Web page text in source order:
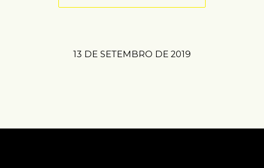
13 DE SETEMBRO DE 2019